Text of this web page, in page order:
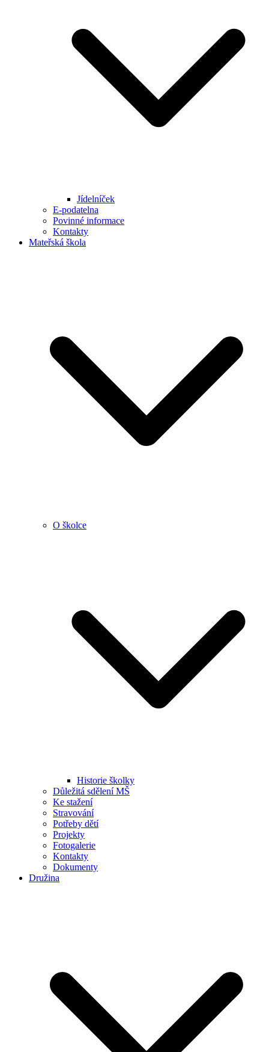
Jídelníček
E-podatelna
Povinné informace
Kontakty
Mateřská škola
O školce
Historie školky
Důležitá sdělení MŠ
Ke stažení
Stravování
Potřeby dětí
Projekty
Fotogalerie
Kontakty
Dokumenty
Družina